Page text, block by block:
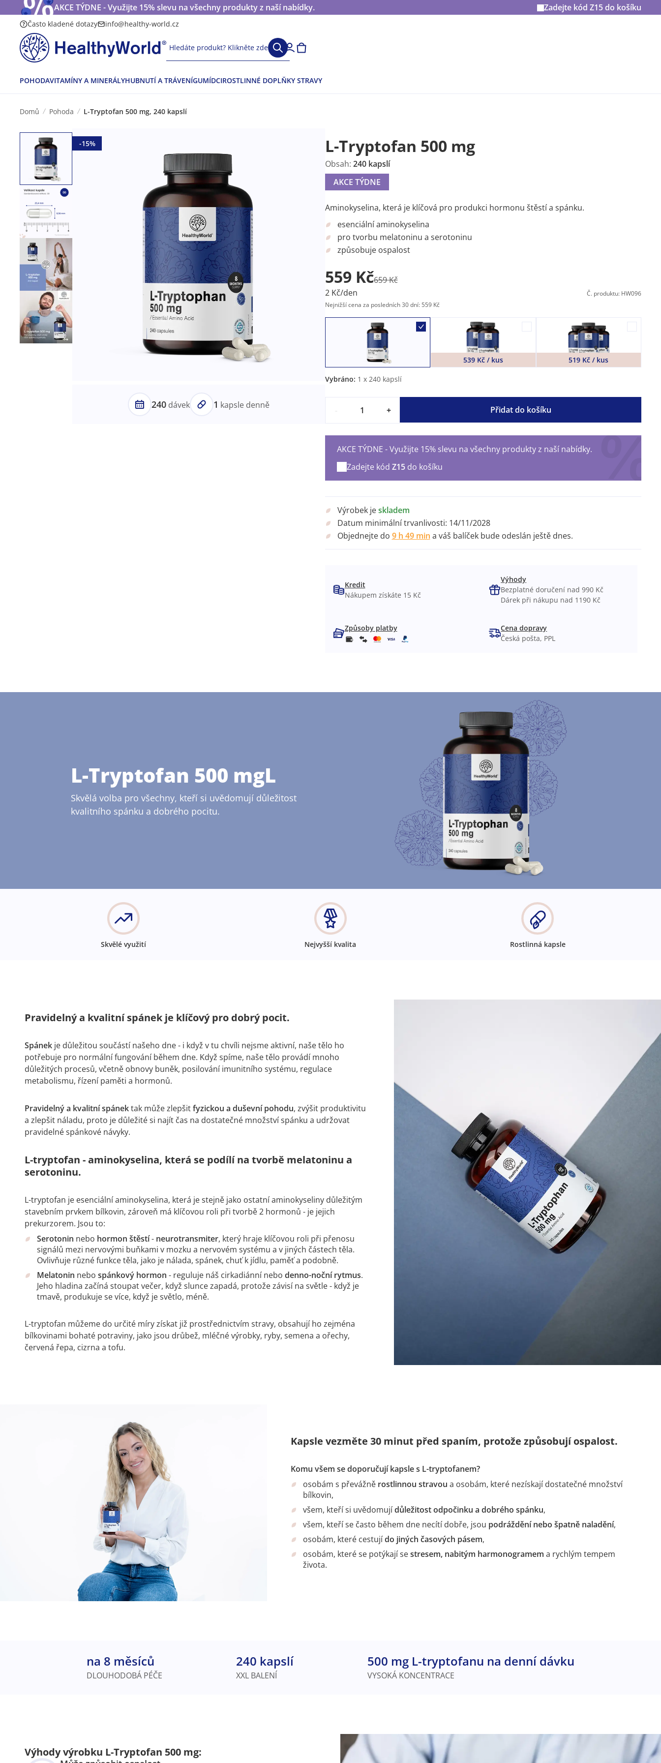
AKCE TÝDNE - Využijte 15% slevu na všechny produkty z naší nabídky. Zadejte kód Z15do košíku
Často kladené dotazy info@healthy-world.cz
Hledáte produkt? Klikněte zde
POHODAVITAMÍNY A MINERÁLYHUBNUTÍ A TRÁVENÍGUMÍDCIROSTLINNÉ DOPLŇKY STRAVY
Domů Pohoda L-Tryptofan 500 mg, 240 kapslí
-15%
240dávek 1 kapsle denně
L-Tryptofan 500 mg
Obsah: 240 kapslí
AKCE TÝDNE
Aminokyselina, která je klíčová pro produkci hormonu štěstí a spánku.
esenciální aminokyselina
pro tvorbu melatoninu a serotoninu
způsobuje ospalost
559 Kč659 Kč
2 Kč/den
Č. produktu: HW096
Nejnižší cena za posledních 30 dní: 559 Kč
539 Kč / kus 519 Kč / kus
Vybráno: 1 x 240 kapslí
+ Přidat do košíku
AKCE TÝDNE - Využijte 15% slevu na všechny produkty z naší nabídky.
Zadejte kód Z15do košíku
Výrobek jeskladem
Datum minimální trvanlivosti: 14/11/2028
Objednejte do 9 h 49 min a váš balíček bude odeslán ještě dnes.
Kredit
Nákupem získáte 15 Kč
Výhody
Bezplatné doručení nad 990 Kč
Dárek při nákupu nad 1190 Kč
Způsoby platby
Cena dopravy
Česká pošta, PPL
L-Tryptofan 500 mgL
Skvělá volba pro všechny, kteří si uvědomují důležitost
kvalitního spánku a dobrého pocitu.
Skvělé využití Nejvyšší kvalita Rostlinná kapsle
Pravidelný a kvalitní spánek je klíčový pro dobrý pocit.
Spánek je důležitou součástí našeho dne - i když v tu chvíli nejsme aktivní, naše tělo ho
potřebuje pro normální fungování během dne. Když spíme, naše tělo provádí mnoho
důležitých procesů, včetně obnovy buněk, posilování imunitního systému, regulace
metabolismu, řízení paměti a hormonů.
Pravidelný a kvalitní spánektak může zlepšitfyzickou a duševní pohodu, zvýšit produktivitu
a zlepšit náladu, proto je důležité si najít čas na dostatečné množství spánku a udržovat
pravidelné spánkové návyky.
L-tryptofan - aminokyselina, která se podílí na tvorbě melatoninu a
serotoninu.
L-tryptofan je esenciální aminokyselina, která je stejně jako ostatní aminokyseliny důležitým
stavebním prvkem bílkovin, zároveň má klíčovou roli při tvorbě 2 hormonů - je jejich
prekurzorem. Jsou to:
Serotonin nebo hormon štěstí- neurotransmiter, který hraje klíčovou roli při přenosu
signálů mezi nervovými buňkami v mozku a nervovém systému a v jiných částech těla.
Ovlivňuje různé funkce těla, jako je nálada, spánek, chuť k jídlu, paměť a podobně.
Melatonin nebo spánkový hormon - reguluje náš cirkadiánní nebo denno-noční rytmus.
Jeho hladina začíná stoupat večer, když slunce zapadá, protože závisí na světle - když je
tmavě, produkuje se více, když je světlo, méně.
L-tryptofan můžeme do určité míry získat již prostřednictvím stravy, obsahují ho zejména
bílkovinami bohaté potraviny, jako jsou drůbež, mléčné výrobky, ryby, semena a ořechy,
červená řepa, cizrna a tofu.
Kapsle vezměte 30 minut před spaním, protože způsobují ospalost.
Komu všem se doporučují kapsle s L-tryptofanem?
osobám s převážně rostlinnou stravou a osobám, které nezískají dostatečné množství
bílkovin,
všem, kteří si uvědomujídůležitost odpočinku a dobrého spánku,
všem, kteří se často během dne necítí dobře, jsou podráždění nebo špatně naladění,
osobám, které cestujído jiných časových pásem,
osobám, které se potýkají sestresem, nabitým harmonogramem a rychlým tempem
života.
na 8 měsíců
DLOUHODOBÁ PÉČE
240 kapslí
XXL BALENÍ
500 mg L-tryptofanu na denní dávku
VYSOKÁ KONCENTRACE
Výhody výrobku L-Tryptofan 500 mg: